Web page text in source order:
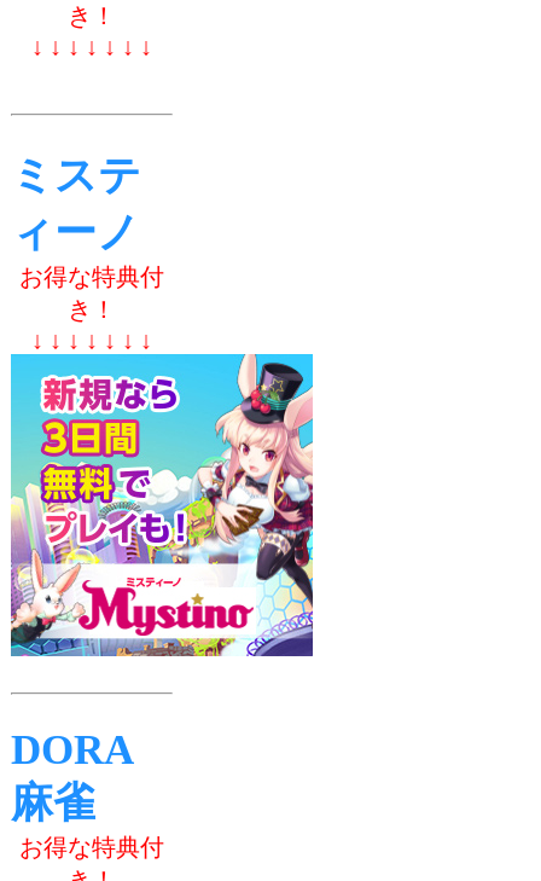
き！
↓ ↓ ↓ ↓ ↓ ↓ ↓
ミステ
ィーノ
お得な特典付
き！
↓ ↓ ↓ ↓ ↓ ↓ ↓
DORA
麻雀
お得な特典付